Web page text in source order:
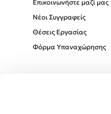
Επικοινωνήστε μαζί μας
Νέοι Συγγραφείς
Θέσεις Εργασίας
Φόρμα Υπαναχώρησης